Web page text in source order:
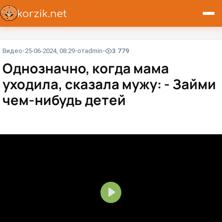
Видео 25-06-2024, 08:29 отadmin 3 779
Однозначно, когда мама
уходила, сказала мужу: - Займи
чем-нибудь детей
В